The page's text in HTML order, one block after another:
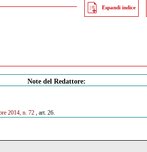
Espandi indice
Note del Redattore:
2014, n. 72, art. 26.